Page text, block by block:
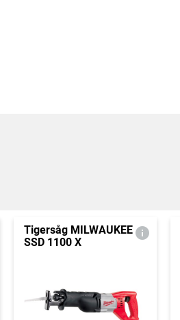
Tigersåg MILWAUKEE
SSD 1100 X